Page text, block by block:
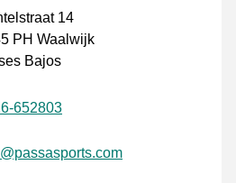
14
PH Waalwijk
Bajos
652803